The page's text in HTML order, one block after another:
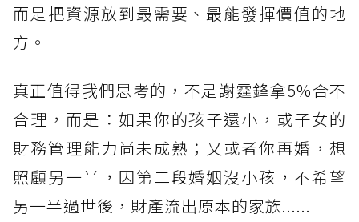
而是把資源放到最需要、最能發揮價值的地
方。
真正值得我們思考的，不是謝霆鋒拿5%合不
合理，而是：如果你的孩子還小，或子女的
財務管理能力尚未成熟；又或者你再婚，想
照顧另一半，因第二段婚姻沒小孩，不希望
另一半過世後，財產流出原本的家族......